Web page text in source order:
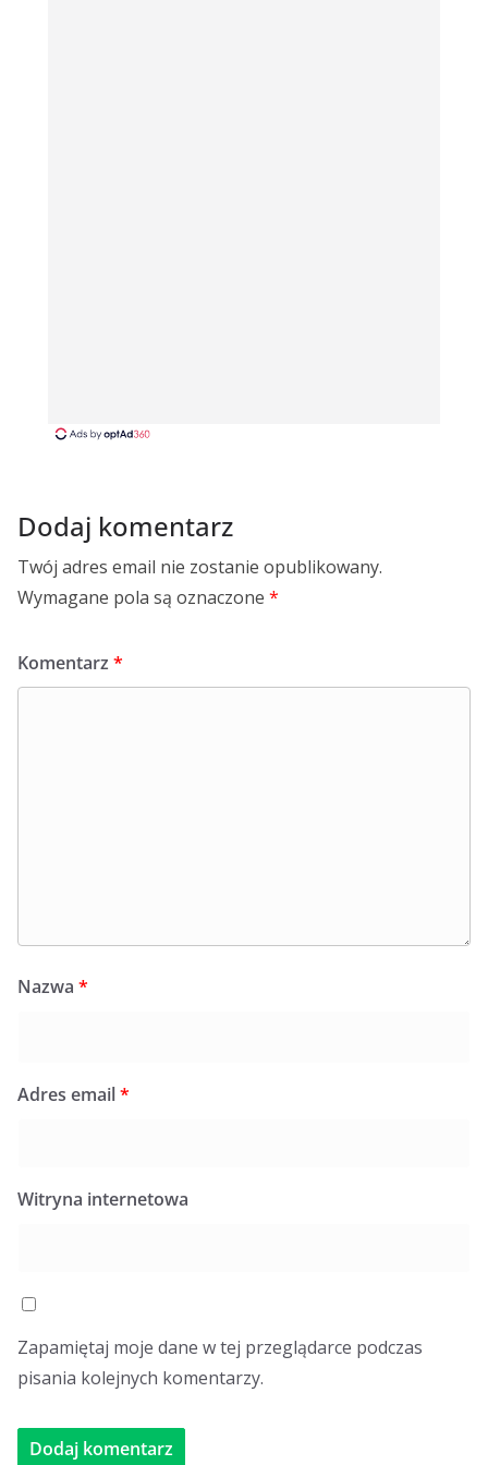
Dodaj komentarz
Twój adres email nie zostanie opublikowany.
Wymagane pola są oznaczone *
Komentarz *
Nazwa *
Adres email*
Witryna internetowa
Zapamiętaj moje dane w tej przeglądarce podczas
pisania kolejnych komentarzy.